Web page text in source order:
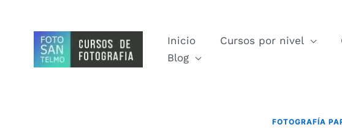
contenido
Inicio Cursos por nivel
Blog
FOTOGRAFÍA